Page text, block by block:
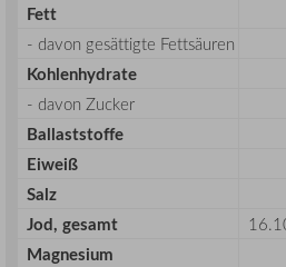
Fett
- davon gesättigte Fettsäuren
Kohlenhydrate
- davon Zucker
Ballaststoffe
Eiweiß
Salz
Jod, gesamt
Magnesium